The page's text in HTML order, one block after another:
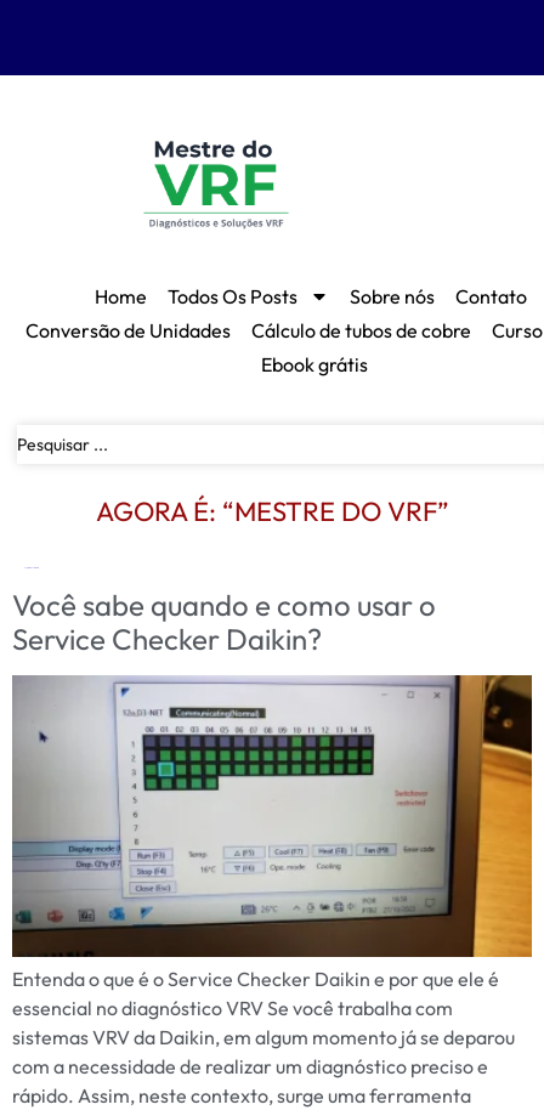
Home Todos Os Posts Sobre nós
Contato
Conversão de Unidades
Cálculo de tubos de cobre
Ebook grátis
AGORA É: “MESTRE DO VRF”
Você sabe quando e como usar o
Service Checker Daikin?
Entenda o que é o Service Checker Daikin e por que ele é
essencial no diagnóstico VRV Se você trabalha com
sistemas VRV da Daikin, em algum momento já se deparou
com a necessidade de realizar um diagnóstico preciso e
rápido. Assim, neste contexto, surge uma ferramenta